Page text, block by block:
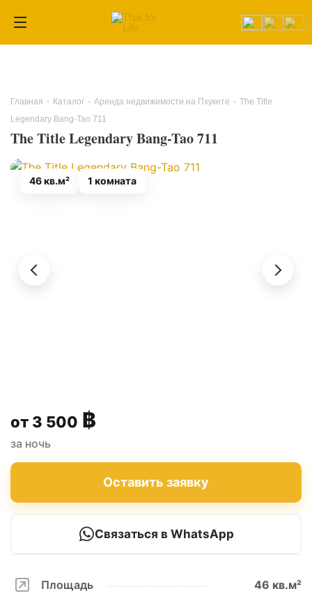
Главная - Каталог - Аренда недвижимости на Пхукете - The Title
Legendary Bang-Tao 711
The Title Legendary Bang-Tao 711
46 кв.м² 1 комната
3 500 ฿
за ночь
Оставить заявку
Связаться в WhatsApp
Площадь 46 кв.м²